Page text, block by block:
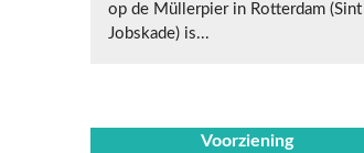
op de Müllerpier in Rotterdam (Sint
Jobskade) is...
Voorziening